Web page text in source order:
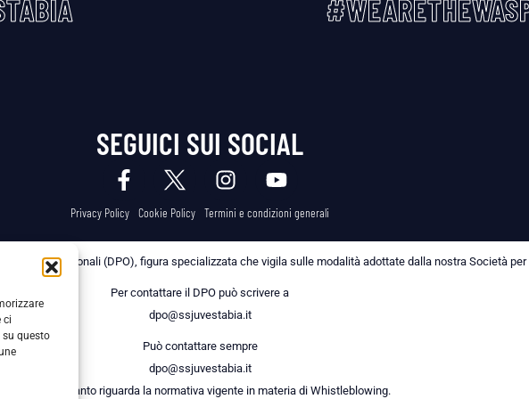
ci
questo
SEGUICI SUI SOCIAL
Privacy Policy Cookie Policy Termini e condizioni generali
dei Dati Personali (DPO), figura specializzata che vigila sulle modalità adottate dalla nostra Società
Per contattare il DPO può scrivere a
dpo@ssjuvestabia.it
Può contattare sempre
dpo@ssjuvestabia.it
anche per quanto riguarda la normativa vigente in materia di Whistleblowing.